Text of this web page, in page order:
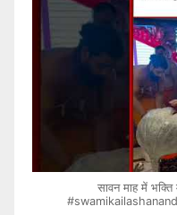
सावन माह में भक्ति